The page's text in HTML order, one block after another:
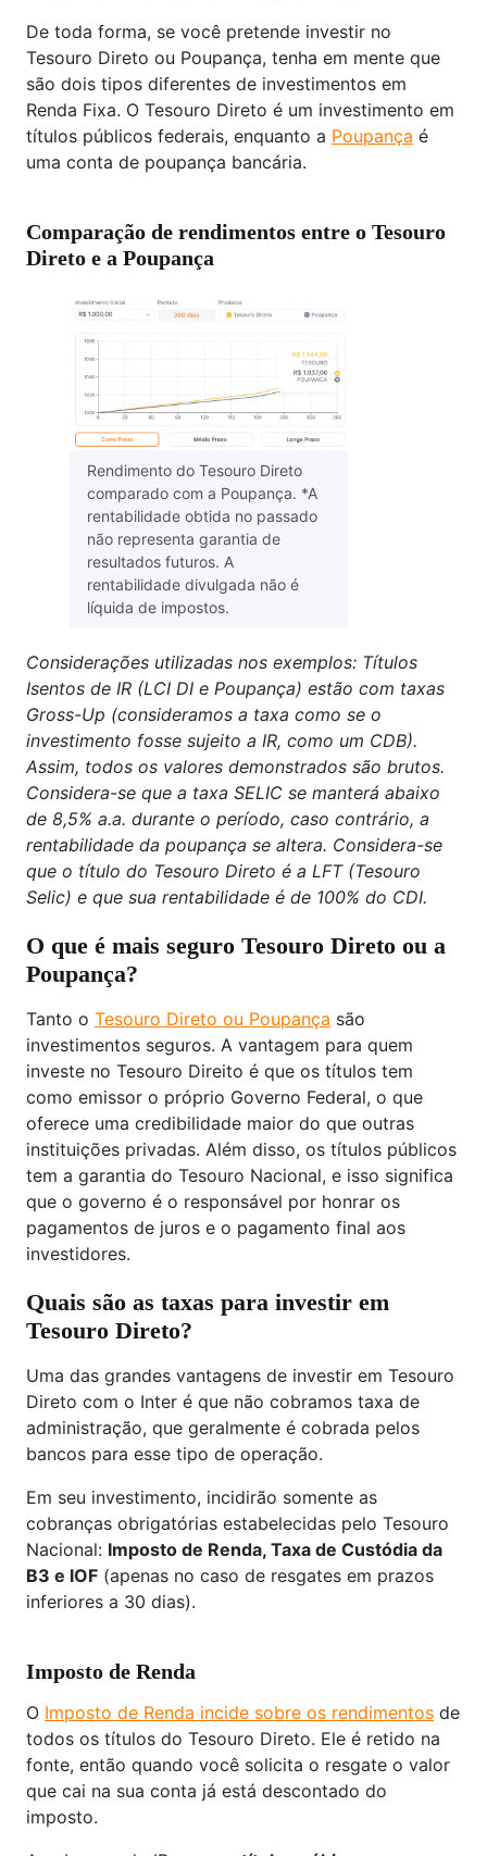
De toda forma, se você pretende investir no
Tesouro Direto ou Poupança, tenha em mente que
são dois tipos diferentes de investimentos em
Renda Fixa. O Tesouro Direto é um investimento em
títulos públicos federais, enquanto a Poupança é
uma conta de poupança bancária.
Comparação de rendimentos entre o Tesouro
Direto e a Poupança
Rendimento do Tesouro Direto
comparado com a Poupança. *A
rentabilidade obtida no passado
não representa garantia de
resultados futuros. A
rentabilidade divulgada não é
líquida de impostos.
Considerações utilizadas nos exemplos: Títulos
Isentos de IR (LCI DI e Poupança) estão com taxas
Gross-Up (consideramos a taxa como se o
investimento fosse sujeito a IR, como um CDB).
Assim, todos os valores demonstrados são brutos.
Considera-se que a taxa SELIC se manterá abaixo
de 8,5% a.a. durante o período, caso contrário, a
rentabilidade da poupança se altera. Considera-se
que o título do Tesouro Direto é a LFT (Tesouro
Selic) e que sua rentabilidade é de 100% do CDI.
O que é mais seguro Tesouro Direto ou a
Poupança?
Tanto o Tesouro Direto ou Poupança são
investimentos seguros. A vantagem para quem
investe no Tesouro Direito é que os títulos tem
como emissor o próprio Governo Federal, o que
oferece uma credibilidade maior do que outras
instituições privadas. Além disso, os títulos públicos
tem a garantia do Tesouro Nacional, e isso significa
que o governo é o responsável por honrar os
pagamentos de juros e o pagamento final aos
investidores.
Quais são as taxas para investir em
Tesouro Direto?
Uma das grandes vantagens de investir em Tesouro
Direto com o Inter é que não cobramos taxa de
administração, que geralmente é cobrada pelos
bancos para esse tipo de operação.
Em seu investimento, incidirão somente as
cobranças obrigatórias estabelecidas pelo Tesouro
Nacional: Imposto de Renda, Taxa de Custódia da
B3 e IOF (apenas no caso de resgates em prazos
inferiores a 30 dias).
Imposto de Renda
O Imposto de Renda incide sobre os rendimentos de
todos os títulos do Tesouro Direto. Ele é retido na
fonte, então quando você solicita o resgate o valor
que cai na sua conta já está descontado do
imposto.